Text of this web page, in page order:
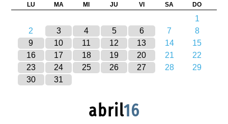
LU MA MI JU VI SA DO
1
2
3 4 5 6 7
8
9
10 11 12 13 14
15
16
17 18 19 20 21
22
23
24 25 26 27 28
29
30
31
abril16